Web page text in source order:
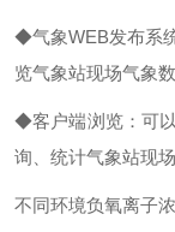
◆气象WEB发布系
览气象站现场气象数
◆客户端浏览：可
询、统计气象站现场
不同环境负氧离子